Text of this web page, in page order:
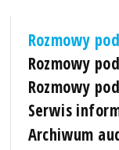
Rozmowy
Rozmowy
Rozmowy
Serwis
Archiwum